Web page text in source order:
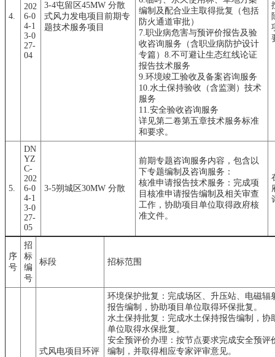
4.
202
6-0
4-1
3-0
27-
04
3-4屯留区45MW 分散
式风力发电项目前期专
题技术服务项目
编制及配合业主取得批复（包括
防火通道审批）
7.职业病危害与预评价报告及验
收咨询服务（含职业病防护设计
专篇）8.不可避让生态红线论证
报告技术服务
9.环境竣工验收及备案咨询服务
10.水土保持验收（含监测）技术
服务
11.安全验收咨询服务
详见第二卷第五章技术服务标准
和要求。
5.
DN
YZ
C-
202
6-0
4-1
3-0
27-
05
3-5朔城区30MW 分散
前期专题咨询服务内容，包含以
下专题编制及咨询服务：
核准申请报告技术服务：完成项
目核准申请报告编制及相关审查
工作，协助项目单位取得政府核
准文件。
序
号
招
标
编
号
标段 招标范围
式风电项目环评
环境保护批复：完成场区、升压站、电磁辐
报告编制，协助项目单位取得环保批复。
水土保持批复：完成水土保持报告编制，协
单位取得水保批复。
安全预评价办理：按节点要求完成安全预评
编制，并取得相应专家评审意见。